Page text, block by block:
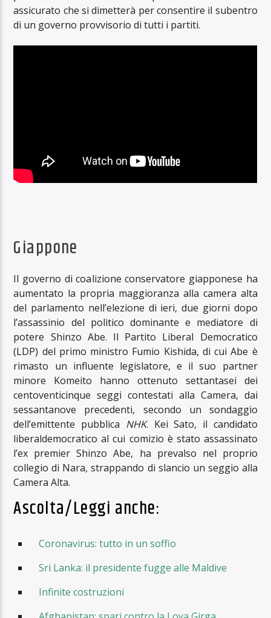
assicurato che si dimetterà per consentire il subentro
di un governo provvisorio di tutti i partiti.
Giappone
Il governo di coalizione conservatore giapponese ha
aumentato la propria maggioranza alla camera alta
del parlamento nell’elezione di ieri, due giorni dopo
l’assassinio del politico dominante e mediatore di
potere Shinzo Abe. Il Partito Liberal Democratico
(LDP) del primo ministro Fumio Kishida, di cui Abe è
rimasto un influente legislatore, e il suo partner
minore Komeito hanno ottenuto settantasei dei
centoventicinque seggi contestati alla Camera, dai
sessantanove precedenti, secondo un sondaggio
dell’emittente pubblica NHK. Kei Sato, il candidato
liberaldemocratico al cui comizio è stato assassinato
l’ex premier Shinzo Abe, ha prevalso nel proprio
collegio di Nara, strappando di slancio un seggio alla
Camera Alta.
Ascolta/Leggi anche:
Coronavirus: tutto in un soffio
Sri Lanka: il presidente fugge alle Maldive
Infinite costruzioni